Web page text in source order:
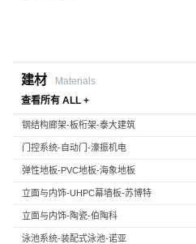
建材
Materials
查看所有 ALL +
钢结构廊架-板桁架-泰大建筑
门控系统-自动门-濠振机电
弹性地板-PVC地板-海象地板
立面与内饰-UHPC幕墙板-苏博特
立面与内饰-陶瓷-伯陶科
泳池系统-装配式泳池-诺亚